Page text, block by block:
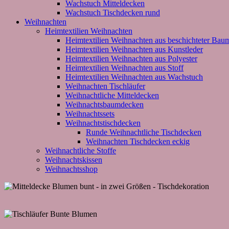
Wachstuch Mitteldecken
Wachstuch Tischdecken rund
Weihnachten
Heimtextilien Weihnachten
Heimtextilien Weihnachten aus beschichteter
Heimtextilien Weihnachten aus Kunstleder
Heimtextilien Weihnachten aus Polyester
Heimtextilien Weihnachten aus Stoff
Heimtextilien Weihnachten aus Wachstuch
Weihnachten Tischläufer
Weihnachtliche Mitteldecken
Weihnachtsbaumdecken
Weihnachtssets
Weihnachtstischdecken
Runde Weihnachtliche Tischdecken
Weihnachten Tischdecken eckig
Weihnachtliche Stoffe
Weihnachtskissen
Weihnachtsshop